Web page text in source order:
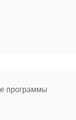
программы